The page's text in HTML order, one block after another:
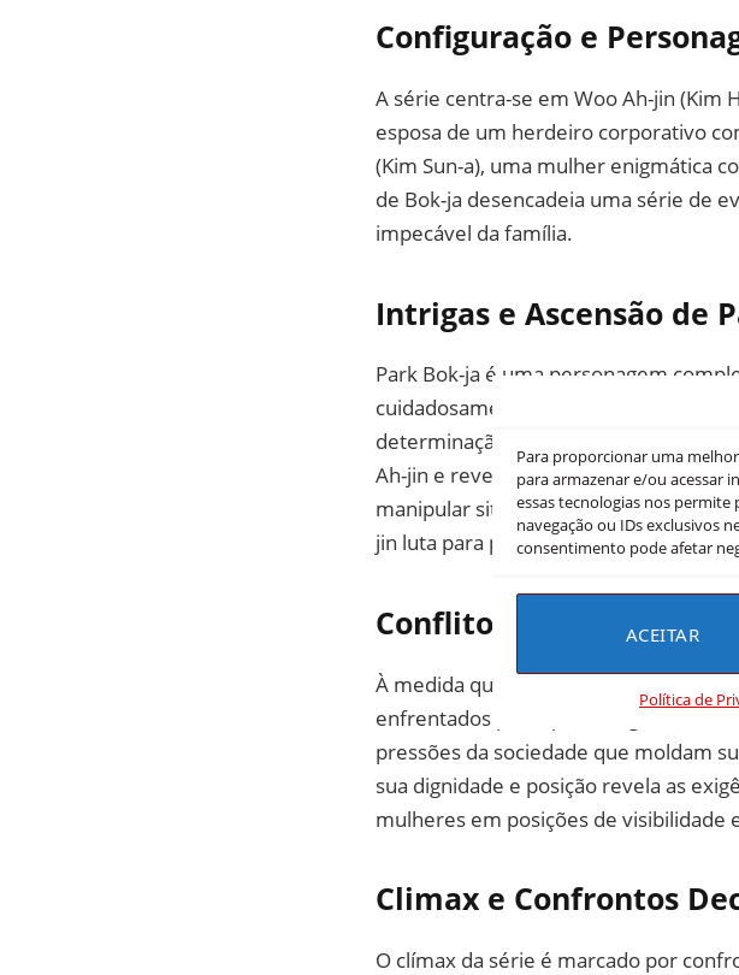
Para proporcionar uma
para armazenar e/ou acessar
essas tecnologias nos
navegação ou IDs exclusivos
consentimento pode afetar
ACEITAR
Política de
Configuração e
A série centra-se em Woo Ah-jin (Kim
esposa de um herdeiro corporativo
(Kim Sun-a), uma mulher enigmática
de Bok-ja desencadeia uma série de
impecável da família.
Intrigas e Ascensão de
Park Bok-ja é uma personagem
cuidadosamente ocultadas por sua
determinação, ela começa a tecer
Ah-jin e revelando as
manipular situações e pessoas a
jin luta para proteger seu status e sua
Conflitos Familiares e
À medida que a história se desenrola,
enfrentados pelos personagens. A
pressões da sociedade que moldam
sua dignidade e posição revela as
mulheres em posições de visibilidade
Climax e Confrontos
O clímax da série é marcado por